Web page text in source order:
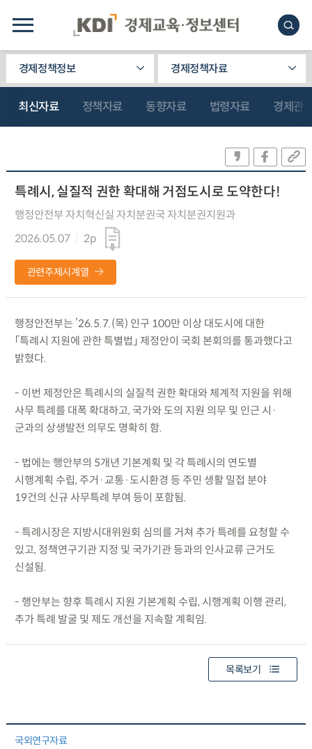
경제정책정보 경제정책자료
최신자료 정책자료 동향자료 법령자료 경제관
특례시, 실질적 권한 확대해 거점도시로 도약한다!
행정안전부 자치혁신실 자치분권국 자치분권지원과
2026.05.07
2p
관련주제시계열
행정안전부는 ’26.5.7.(목) 인구 100만 이상 대도시에 대한
「특례시 지원에 관한 특별법」 제정안이 국회 본회의를 통과했다고
밝혔다.
- 이번 제정안은 특례시의 실질적 권한 확대와 체계적 지원을 위해
사무 특례를 대폭 확대하고, 국가와 도의 지원 의무 및 인근 시·
군과의 상생발전 의무도 명확히 함.
- 법에는 행안부의 5개년 기본계획 및 각 특례시의 연도별
시행계획 수립, 주거·교통·도시환경 등 주민 생활 밀접 분야
19건의 신규 사무특례 부여 등이 포함됨.
- 특례시장은 지방시대위원회 심의를 거쳐 추가 특례를 요청할 수
있고, 정책연구기관 지정 및 국가기관 등과의 인사교류 근거도
신설됨.
- 행안부는 향후 특례시 지원 기본계획 수립, 시행계획 이행 관리,
추가 특례 발굴 및 제도 개선을 지속할 계획임.
목록보기
국외연구자료